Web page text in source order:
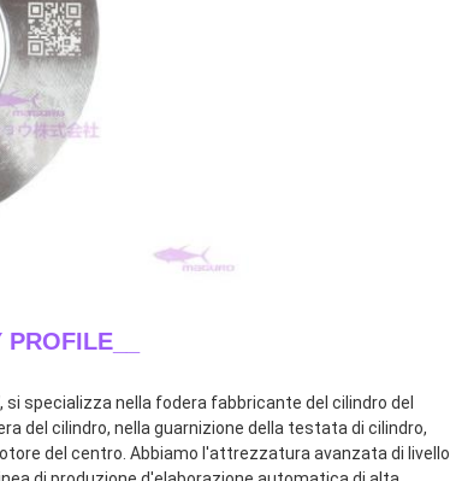
PROFILE__
si specializza nella fodera fabbricante del cilindro del
del cilindro, nella guarnizione della testata di cilindro,
del centro. Abbiamo l'attrezzatura avanzata di livello